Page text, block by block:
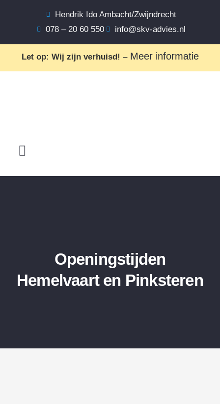
Hendrik Ido Ambacht/Zwijndrecht
078 – 20 60 550
info@skv-advies.nl
Let op: Wij zijn verhuisd! –Meer informatie
Openingstijden
Hemelvaart en Pinksteren